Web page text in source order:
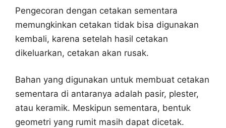
Pengecoran dengan cetakan sementara
memungkinkan cetakan tidak bisa digunakan
kembali, karena setelah hasil cetakan
dikeluarkan, cetakan akan rusak.
Bahan yang digunakan untuk membuat cetakan
sementara di antaranya adalah pasir, plester,
atau keramik. Meskipun sementara, bentuk
geometri yang rumit masih dapat dicetak.